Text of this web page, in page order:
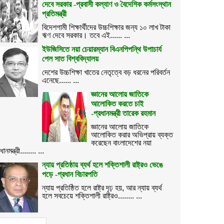
দেবে সরকার -প্রবাসী কল্যাণ ও বৈদেশিক কর্মসংস্থান
প্রতিমন্ত্রী
বিদেশগামী শিক্ষার্থীদের উচ্চশিক্ষার জন্য ১০ লাখ টাকা
ঋণ দেবে সরকার। তবে এই...... ...
ইউজিসিতে নয়া চেয়ারম্যান বিএনপিপন্থি উপাচার্য
পেল সাত বিশ্ববিদ্যালয়
দেশের উচ্চশিক্ষা খাতের নেতৃত্বে বড় ধরনের পরিবর্তন
এনেছে...... ...
জ্ঞানের আলোয় জাতিকে
আলোকিত করতে চাই
-প্রধানমন্ত্রী তারেক রহমান
জ্ঞানের আলোয় জাতিকে
আলোকিত করার অভিপ্রায় ব্যক্ত
করেছেন বাংলাদেশের নয়া
...
ন্যায় প্রতিষ্ঠায় ব্যর্থ হলে শক্তিশালী রাষ্ট্রও ভেঙে
পড়ে -প্রধান বিচারপতি
ন্যায় প্রতিষ্ঠিত হলে রাষ্ট্র দৃঢ় হয়, আর ন্যায় ব্যর্থ
হলে সবচেয়ে শক্তিশালী রাষ্ট্রও........ ...